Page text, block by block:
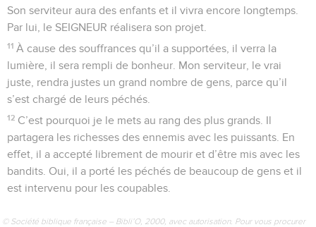
Son serviteur aura des enfants et il vivra encore longtemps.
Par lui, le SEIGNEUR réalisera son projet.
11 À cause des souffrances qu’il a supportées, il verra la
lumière, il sera rempli de bonheur. Mon serviteur, le vrai
juste, rendra justes un grand nombre de gens, parce qu’il
s’est chargé de leurs péchés.
12 C’est pourquoi je le mets au rang des plus grands. Il
partagera les richesses des ennemis avec les puissants. En
effet, il a accepté librement de mourir et d’être mis avec les
bandits. Oui, il a porté les péchés de beaucoup de gens et il
est intervenu pour les coupables.
© Société biblique française – Bibli’O, 2000, avec autorisation. Pour vous procurer